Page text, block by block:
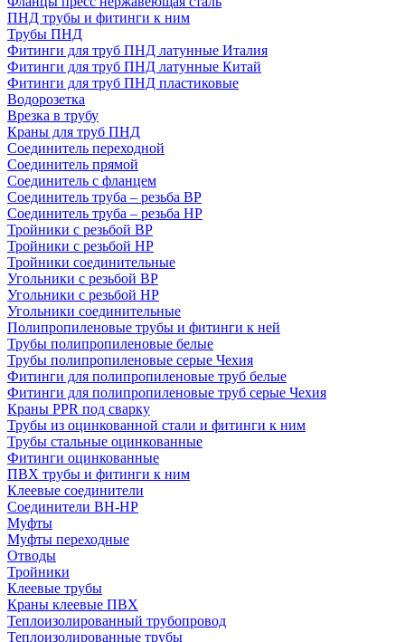
ПНД трубы и фитинги к ним
Трубы ПНД
Фитинги для труб ПНД латунные Италия
Фитинги для труб ПНД латунные Китай
Фитинги для труб ПНД пластиковые
Водорозетка
Врезка в трубу
Краны для труб ПНД
Соединитель переходной
Соединитель прямой
Соединитель с фланцем
Соединитель труба – резьба ВР
Соединитель труба – резьба НР
Тройники с резьбой ВР
Тройники с резьбой НР
Тройники соединительные
Угольники с резьбой ВР
Угольники с резьбой НР
Угольники соединительные
Полипропиленовые трубы и фитинги к ней
Трубы полипропиленовые белые
Трубы полипропиленовые серые Чехия
Фитинги для полипропиленовые труб белые
Фитинги для полипропиленовые труб серые Чехия
Краны PPR под сварку
Трубы из оцинкованной стали и фитинги к ним
Трубы стальные оцинкованные
Фитинги оцинкованные
ПВХ трубы и фитинги к ним
Клеевые соединители
Соединители ВН-НР
Муфты
Муфты переходные
Отводы
Тройники
Клеевые трубы
Краны клеевые ПВХ
Теплоизолированный трубопровод
Теплоизолированные трубы